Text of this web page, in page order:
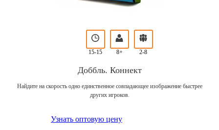
15-15 8+ 2-8
Доббль. Коннект
Найдите на скорость одно единственное совпадающее изображение быстрее
других игроков.
Узнать оптовую цену